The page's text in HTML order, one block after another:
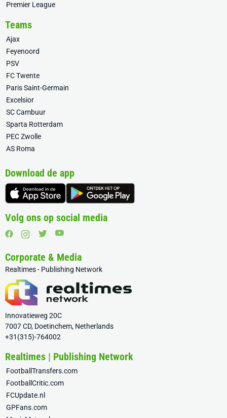
Premier League
Teams
Ajax
Feyenoord
PSV
FC Twente
Paris Saint-Germain
Excelsior
SC Cambuur
Sparta Rotterdam
PEC Zwolle
AS Roma
Download de app
Volg ons op social media
Corporate & Media
Realtimes - Publishing Network
Innovatieweg 20C
7007 CD, Doetinchem, Netherlands
+31(315)-764002
Realtimes | Publishing Network
FootballTransfers.com
FootballCritic.com
FCUpdate.nl
GPFans.com